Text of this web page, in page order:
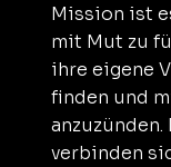
Mission ist
mit Mut zu
ihre eigene
finden und
verbinden